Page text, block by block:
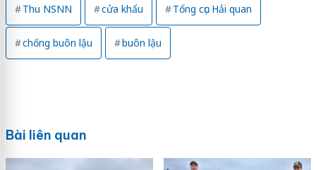
Thu NSNN cửa khẩu Tổng cục Hải quan
chống buôn lậu buôn lậu
Bài liên quan